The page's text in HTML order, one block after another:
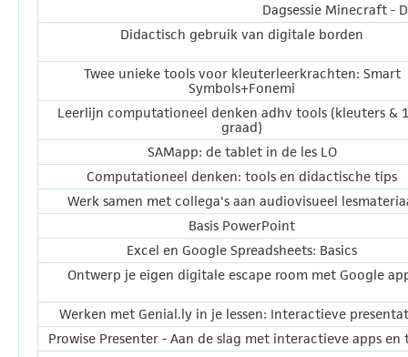
Dagsessie Minecraft -
Didactisch gebruik van digitale borden
Twee unieke tools voor kleuterleerkrachten: Smart
Symbols+Fonemi
Leerlijn computationeel denken adhv tools (kleuters &
graad)
SAMapp: de tablet in de les LO
Computationeel denken: tools en didactische tips
Werk samen met collega's aan audiovisueel
Basis PowerPoint
Excel en Google Spreadsheets: Basics
Ontwerp je eigen digitale escape room met Google
Werken met Genial.ly in je lessen: Interactieve
Prowise Presenter - Aan de slag met interactieve apps en